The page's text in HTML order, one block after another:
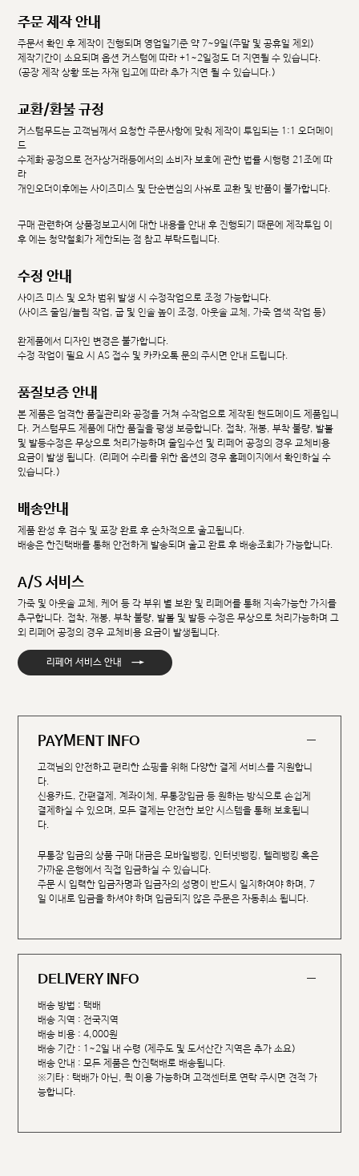
주문 제작 안내
주문서 확인 후 제작이 진행되며 영업일기준 약 7~9일(주말 및 공휴일 제외)
제작기간이 소요되며 옵션 커스텀에 따라 +1~2일정도 더 지연될 수 있습니다.
(공장 제작 상황 또는 자재 입고에 따라 추가 지연 될 수 있습니다.)
교환/환불 규정
커스텀무드는 고객님께서 요청한 주문사항에 맞춰 제작이 투입되는 1:1 오더메이
드
수제화 공정으로 전자상거래등에서의 소비자 보호에 관한 법률 시행령 21조에 따
라
개인오더이후에는 사이즈미스 및 단순변심의 사유로 교환 및 반품이 불가합니다.
구매 관련하여 상품정보고시에 대한 내용을 안내 후 진행되기 때문에 제작투입 이
후 에는 청약철회가 제한되는 점 참고 부탁드립니다.
수정 안내
사이즈 미스 및 오차 범위 발생 시 수정작업으로 조정 가능합니다.
(사이즈 줄임/늘림 작업, 굽 및 인솔 높이 조정, 아웃솔 교체, 가죽 염색 작업 등)
완제품에서 디자인 변경은 불가합니다.
수정 작업이 필요 시 AS 접수 및 카카오톡 문의 주시면 안내 드립니다.
품질보증 안내
본 제품은 엄격한 품질관리와 공정을 거쳐 수작업으로 제작된 핸드메이드 제품입니
다. 커스텀무드 제품에 대한 품질을 평생 보증합니다. 접착, 재봉, 부착 불량, 발볼
및 발등수정은 무상으로 처리가능하며 줄임수선 및 리페어 공정의 경우 교체비용
요금이 발생 됩니다. (리페어 수리를 위한 옵션의 경우 홈페이지에서 확인하실 수
있습니다.)
배송안내
제품 완성 후 검수 및 포장 완료 후 순차적으로 출고됩니다.
배송은 한진택배를 통해 안전하게 발송되며 출고 완료 후 배송조회가 가능합니다.
A/S 서비스
가죽 및 아웃솔 교체, 케어 등 각 부위 별 보완 및 리페어를 통해 지속가능한 가치를
추구합니다. 접착, 재봉, 부착 불량, 발볼 및 발등 수정은 무상으로 처리가능하며 그
외 리페어 공정의 경우 교체비용 요금이 발생됩니다.
리페어 서비스 안내 →
PAYMENT INFO
고객님의 안전하고 편리한 쇼핑을 위해 다양한 결제 서비스를 지원합니
다.
신용카드, 간편결제, 계좌이체, 무통장입금 등 원하는 방식으로 손쉽게
결제하실 수 있으며, 모든 결제는 안전한 보안 시스템을 통해 보호됩니
다.
무통장 입금의 상품 구매 대금은 모바일뱅킹, 인터넷뱅킹, 텔레뱅킹 혹은
가까운 은행에서 직접 입금하실 수 있습니다.
주문 시 입력한 입금자명과 입금자의 성명이 반드시 일치하여야 하며, 7
일 이내로 입금을 하셔야 하며 입금되지 않은 주문은 자동취소 됩니다.
DELIVERY INFO
배송 방법 : 택배
배송 지역 : 전국지역
배송 비용 : 4,000원
배송 기간 : 1~2일 내 수령 (제주도 및 도서산간 지역은 추가 소요)
배송 안내 : 모든 제품은 한진택배로 배송됩니다.
※기타 : 택배가 아닌, 퀵 이용 가능하며 고객센터로 연락 주시면 견적 가
능합니다.